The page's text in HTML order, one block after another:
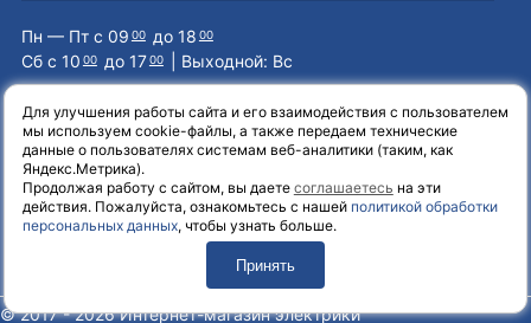
Пн — Пт с 09 00 до 18 00
Сб с 10 00 до 1700 | Выходной: Вс
Наши контакты
8 (800) 551-72-71
info@el-one.ru
© 2017 - 2026 Интернет-магазин электрики
Для улучшения работы сайта и его взаимодействия с пользователем
мы используем cookie-файлы, а также передаем технические
данные о пользователях системам веб-аналитики (таким, как
Яндекс.Метрика).
Продолжая работу с сайтом, вы даете соглашаетесь на эти
действия. Пожалуйста, ознакомьтесь с нашей политикой обработки
персональных данных, чтобы узнать больше.
Принять